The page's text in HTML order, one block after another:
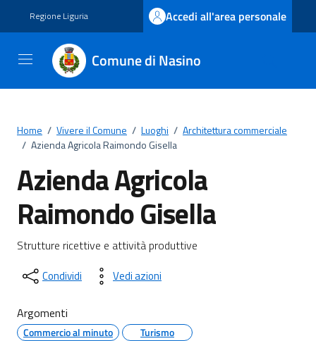
Regione Liguria Accedi all'area personale
Comune di Nasino
Home / Vivere il Comune / Luoghi / Architettura commerciale
/ Azienda Agricola Raimondo Gisella
Azienda Agricola
Raimondo Gisella
Strutture ricettive e attività produttive
Condividi Vedi azioni
Argomenti
Commercio al minuto Turismo